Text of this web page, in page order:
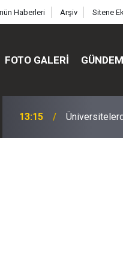
Haberleri Arşiv Sitene
FOTO GALERI GÜNDEM
13:00 MEB’de üst